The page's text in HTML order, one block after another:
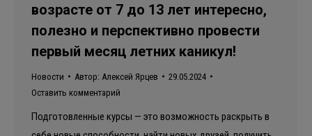
возрасте от 7 до 13 лет интересно,
полезно и перспективно провести
первый месяц летних каникул!
Новости Автор: Алексей Ярцев
29.05.2024
Оставить комментарий
Подготовленные курсы — это возможность раскрыть в